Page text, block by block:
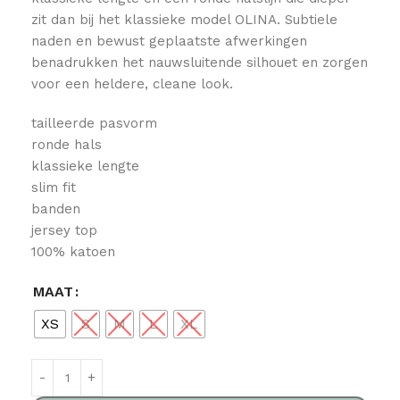
zit dan bij het klassieke model OLINA. Subtiele
naden en bewust geplaatste afwerkingen
benadrukken het nauwsluitende silhouet en zorgen
voor een heldere, cleane look.
tailleerde pasvorm
ronde hals
klassieke lengte
slim fit
banden
jersey top
100% katoen
MAAT
XS
S M L XL